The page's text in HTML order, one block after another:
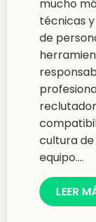
mucho
técnicas
de
cultura
equipo....
LEER